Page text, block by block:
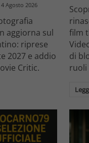
4 Agosto 2026
aggiorna sul
riprese
2027 e addio
Critic.
film
di
ruoli